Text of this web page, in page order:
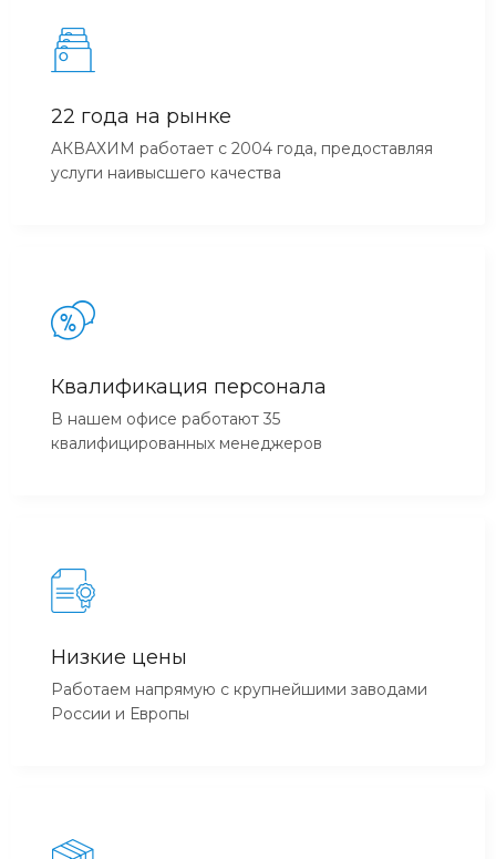
22 года на рынке
АКВАХИМ работает с 2004 года, предоставляя
услуги наивысшего качества
Квалификация персонала
В нашем офисе работают 35
квалифицированных менеджеров
Низкие цены
Работаем напрямую с крупнейшими заводами
России и Европы